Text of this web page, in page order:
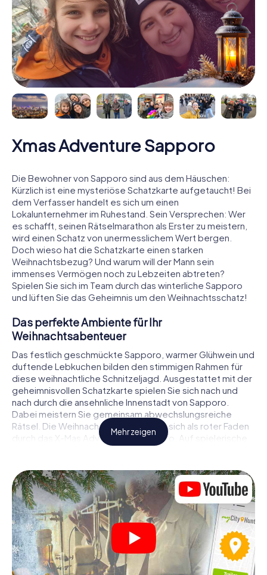
Xmas Adventure Sapporo
Die Bewohner von Sapporo sind aus dem Häuschen:
Kürzlich ist eine mysteriöse Schatzkarte aufgetaucht! Bei
dem Verfasser handelt es sich um einen
Lokalunternehmer im Ruhestand. Sein Versprechen: Wer
es schafft, seinen Rätselmarathon als Erster zu meistern,
wird einen Schatz von unermesslichem Wert bergen.
Doch wieso hat die Schatzkarte einen starken
Weihnachtsbezug? Und warum will der Mann sein
immenses Vermögen noch zu Lebzeiten abtreten?
Spielen Sie sich im Team durch das winterliche Sapporo
und lüften Sie das Geheimnis um den Weihnachtsschatz!
Das perfekte Ambiente für Ihr
Weihnachtsabenteuer
Das festlich geschmückte Sapporo, warmer Glühwein und
duftende Lebkuchen bilden den stimmigen Rahmen für
diese weihnachtliche Schnitzeljagd. Ausgestattet mit der
geheimnisvollen Schatzkarte spielen Sie sich nach und
nach durch die ansehnliche Innenstadt von Sapporo.
Dabei meistern Sie gemeinsam abwechslungsreiche
Rätsel. Die Weihnachtsthematik zieht sich als roter Faden
durch das X-Mas Adventure in Sapporo. Auf spielerische
Weise erfahren Sie faszinierende Anekdoten rund um das
Hinweise richtig zu deuten und anderen Schatzsuchern
stets einen Schritt voraus zu sein?
Der Weihnachtsmarkt von Sapporo als
Zwischenstopp
Stellen Sie ein kompetentes Team aus Freunden oder
Familienmitgliedern zusammen und begeben Sie sich
gemeinsam auf eine weihnachtliche Rätseltour durch
Mehr zeigen